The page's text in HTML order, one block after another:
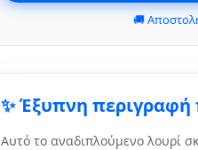
🚚
✨ Έξυπνη περιγραφή
Αυτό το αναδιπλούμενο λουρί